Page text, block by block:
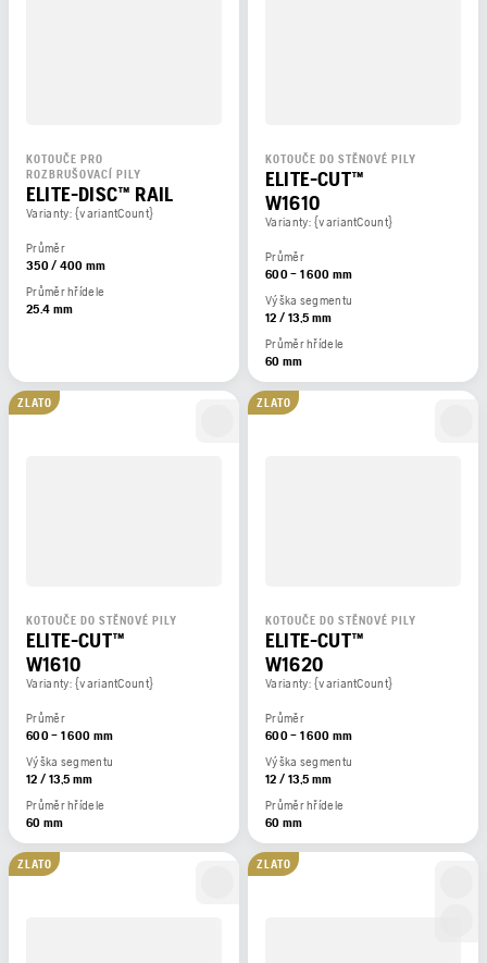
KOTOUČE PRO
ROZBRUŠOVACÍ PILY
ELITE-DISC™ RAIL
Varianty: {variantCount}
Průměr
350 / 400 mm
Průměr hřídele
25.4 mm
KOTOUČE DO STĚNOVÉ PILY
ELITE-CUT™
W1610
Varianty: {variantCount}
Průměr
600 – 1 600 mm
Výška segmentu
12 / 13,5 mm
Průměr hřídele
60 mm
ZLATO
KOTOUČE DO STĚNOVÉ PILY
ELITE-CUT™
W1610
Varianty: {variantCount}
Průměr
600 – 1 600 mm
Výška segmentu
12 / 13,5 mm
Průměr hřídele
60 mm
ZLATO
KOTOUČE DO STĚNOVÉ PILY
ELITE-CUT™
W1620
Varianty: {variantCount}
Průměr
600 – 1 600 mm
Výška segmentu
12 / 13,5 mm
Průměr hřídele
60 mm
ZLATO ZLATO